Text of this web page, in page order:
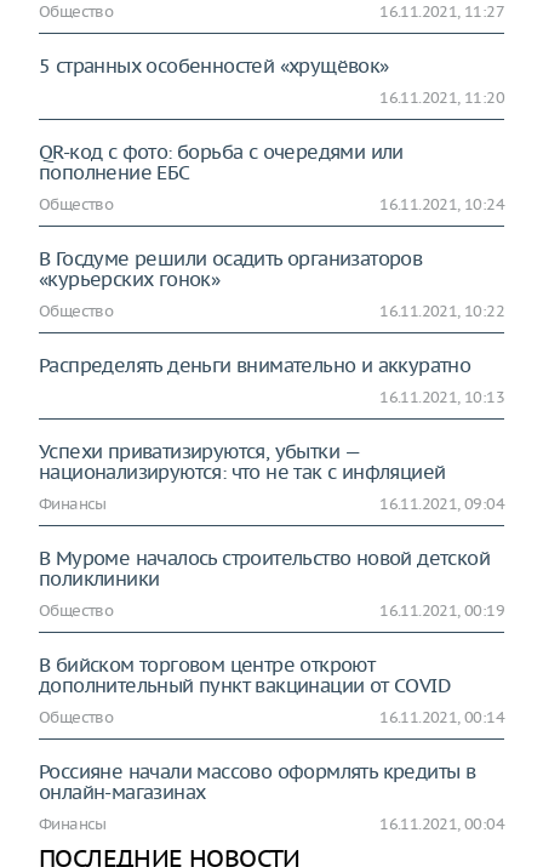
Общество 16.11.2021, 11:27
5 странных особенностей «хрущёвок»
16.11.2021, 11:20
QR-код с фото: борьба с очередями или
пополнение ЕБС
Общество 16.11.2021, 10:24
В Госдуме решили осадить организаторов
«курьерских гонок»
Общество 16.11.2021, 10:22
Распределять деньги внимательно и аккуратно
16.11.2021, 10:13
Успехи приватизируются, убытки —
национализируются: что не так с инфляцией
Финансы 16.11.2021, 09:04
В Муроме началось строительство новой детской
поликлиники
Общество 16.11.2021, 00:19
В бийском торговом центре откроют
дополнительный пункт вакцинации от COVID
Общество 16.11.2021, 00:14
Россияне начали массово оформлять кредиты в
онлайн-магазинах
Финансы 16.11.2021, 00:04
ПОСЛЕДНИЕ НОВОСТИ